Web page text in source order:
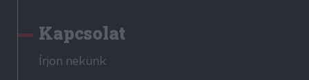
Kapcsolat
Írjon nekünk